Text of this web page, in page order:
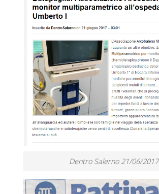
Dentro Salerno 21/06/2017